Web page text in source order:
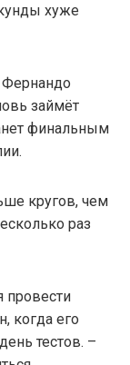
хуже
Фернандо
займёт
финальным
кругов, чем
раз
провести
когда его
тестов. –